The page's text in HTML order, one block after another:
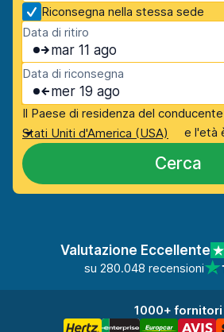
Riconsegna nella stessa sede
Data di ritiro
mar 11 ago
Data di riconsegna
mer 19 ago
Il Paese di residenza del
Stati Uniti d'America (USA)
e l'età
Cerca
Valutazione Eccellente
su 280.048 recensioni
1000+ fornitori